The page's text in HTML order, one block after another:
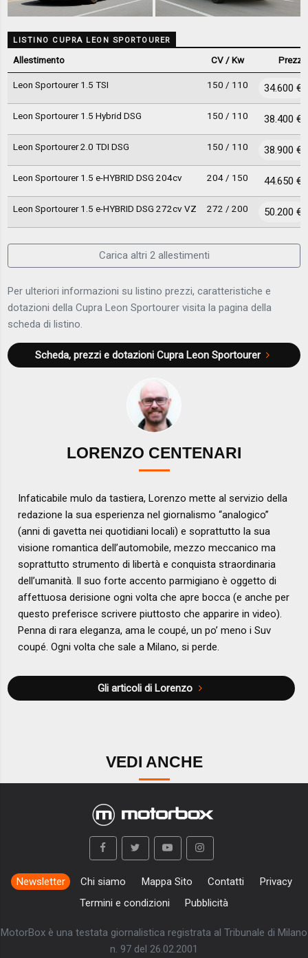
LISTINO CUPRA LEON SPORTOURER
Allestimento CV / Kw Prezzo
Leon Sportourer 1.5 TSI 150 / 110 34.600 €
Leon Sportourer 1.5 Hybrid DSG 150 / 110 38.400 €
Leon Sportourer 2.0 TDI DSG 150 / 110 38.900 €
Leon Sportourer 1.5 e-HYBRID DSG 204cv 204 / 150 44.650 €
Leon Sportourer 1.5 e-HYBRID DSG 272cv VZ 272 / 200 50.200 €
Carica altri 2 allestimenti
Per ulteriori informazioni su listino prezzi, caratteristiche e
dotazioni della Cupra Leon Sportourer visita la pagina della
scheda di listino.
Scheda, prezzi e dotazioni Cupra Leon Sportourer
LORENZO CENTENARI
Infaticabile mulo da tastiera, Lorenzo mette al servizio della
redazione la sua esperienza nel giornalismo “analogico”
(anni di gavetta nei quotidiani locali) e soprattutto la sua
visione romantica dell’automobile, mezzo meccanico ma
soprattutto strumento di libertà e conquista straordinaria
dell’umanità. Il suo forte accento parmigiano è oggetto di
affettuosa derisione ogni volta che apre bocca (e anche per
questo preferisce scrivere piuttosto che apparire in video).
Penna di rara eleganza, ama le coupé, un po’ meno i Suv
coupé. Ogni volta che sale a Milano, si perde.
Gli articoli di Lorenzo
VEDI ANCHE
Newsletter Chi siamo Mappa Sito Contatti
Privacy
Termini e condizioni
Pubblicità
MotorBox è una testata giornalistica registrata al Tribunale di Milano
n. 97 del 26.02.2001